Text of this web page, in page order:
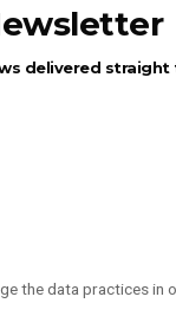
delivered straight
the data practices in